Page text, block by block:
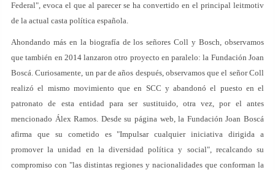
Federal", evoca el que al parecer se ha convertido en el principal leitmotiv
de la actual casta política española.
Ahondando más en la biografía de los señores Coll y Bosch, observamos
que también en 2014 lanzaron otro proyecto en paralelo: la Fundación Joan
Boscá. Curiosamente, un par de años después, observamos que el señor Coll
realizó el mismo movimiento que en SCC y abandonó el puesto en el
patronato de esta entidad para ser sustituido, otra vez, por el antes
mencionado Álex Ramos. Desde su página web, la Fundación Joan Boscá
afirma que su cometido es "Impulsar cualquier iniciativa dirigida a
promover la unidad en la diversidad política y social", recalcando su
compromiso con "las distintas regiones y nacionalidades que conforman la